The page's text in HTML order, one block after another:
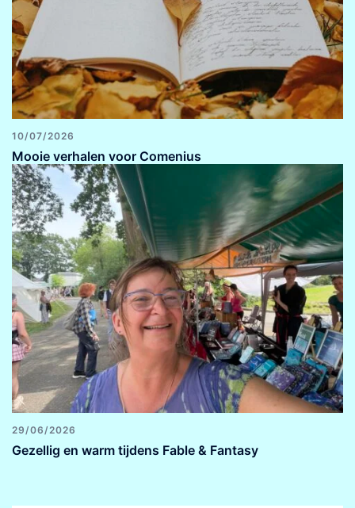
10/07/2026
Mooie verhalen voor Comenius
29/06/2026
Gezellig en warm tijdens Fable & Fantasy